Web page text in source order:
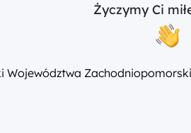
Życzymy Ci
Województwa